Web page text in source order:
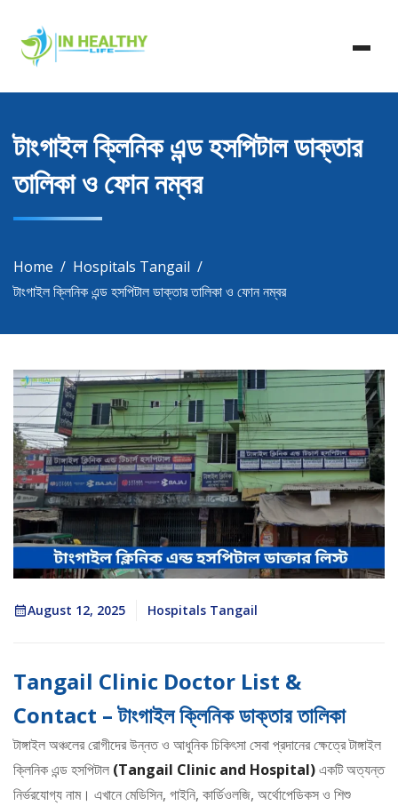
content
In Healthy Life
In Healthy Life, Healthy Life, Health Life, Doctor List,
Doctor Listing
টাংগাইল ক্লিনিক এন্ড হসপিটাল ডাক্তার
তালিকা ও ফোন নম্বর
Home
Hospitals Tangail
টাংগাইল ক্লিনিক এন্ড হসপিটাল ডাক্তার তালিকা ও ফোন নম্বর
August 12, 2025 Hospitals Tangail
Tangail Clinic Doctor List &
Contact – টাংগাইল ক্লিনিক ডাক্তার তালিকা
টাঙ্গাইল অঞ্চলের রোগীদের উন্নত ও আধুনিক চিকিৎসা সেবা প্রদানের ক্ষেত্রে টাঙ্গাইল
ক্লিনিক এন্ড হসপিটাল (Tangail Clinic and Hospital)একটি অত্যন্ত
নির্ভরযোগ্য নাম। এখানে মেডিসিন, গাইনি, কার্ডিওলজি, অর্থোপেডিকস ও শিশু